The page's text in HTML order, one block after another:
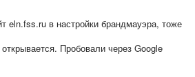
eln.fss.ru в настройки брандмауэра, тоже
Пробовали через Google